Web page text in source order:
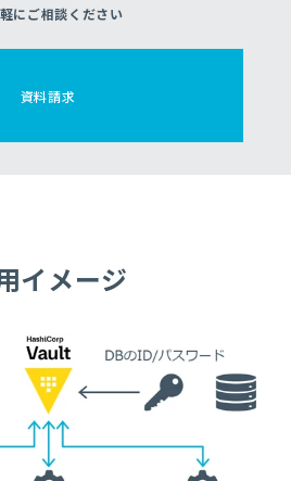
にご相談ください
資料請求
イメージ